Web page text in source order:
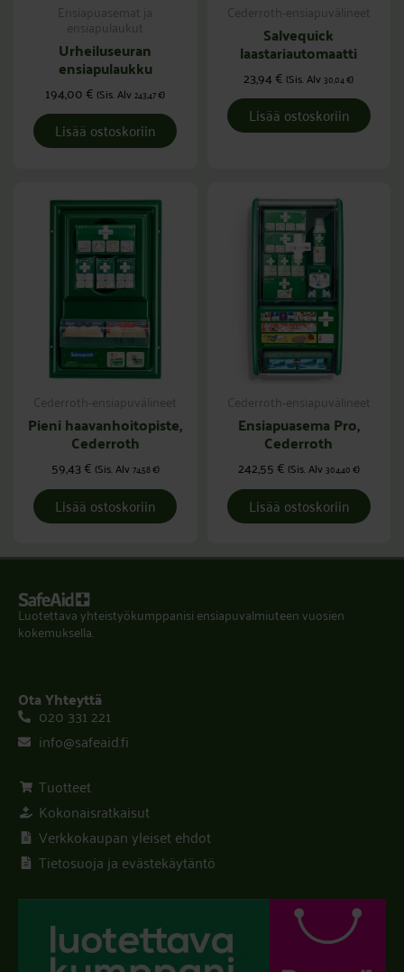
Ensiapuasemat ja
ensiapulaukut
Urheiluseuran
ensiapulaukku
194,00€ (Sis. Alv243,47€)
Lisää ostoskoriin
Cederroth-ensiapuvälineet
Salvequick
laastariautomaatti
23,94€ (Sis. Alv 30,04€)
Lisää ostoskoriin
Cederroth-ensiapuvälineet
Pieni haavanhoitopiste,
Cederroth
59,43€(Sis. Alv74,58€)
Lisää ostoskoriin
Cederroth-ensiapuvälineet
Ensiapuasema Pro,
Cederroth
242,55€(Sis. Alv 304,40€)
Lisää ostoskoriin
Luotettava yhteistyökumppanisi ensiapuvalmiuteen vuosien
kokemuksella.
Ota Yhteyttä
020 331 221
info@safeaid.fi
Tuotteet
Kokonaisratkaisut
Verkkokaupan yleiset ehdot
Tietosuoja ja evästekäytäntö